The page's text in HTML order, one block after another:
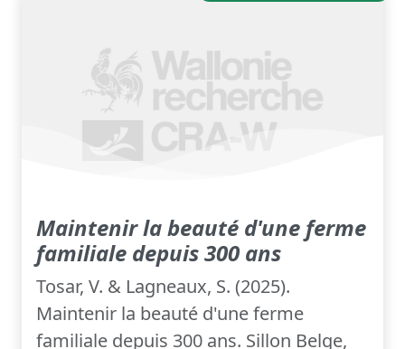
Maintenir la beauté d'une ferme
familiale depuis 300 ans
Tosar, V. & Lagneaux, S. (2025).
Maintenir la beauté d'une ferme
familiale depuis 300 ans. Sillon Belge,